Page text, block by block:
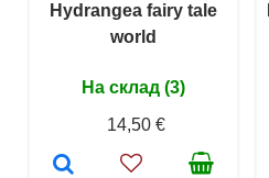
Hydrangea fairy tale
world
На склад (3)
14,50 €